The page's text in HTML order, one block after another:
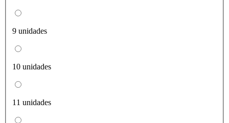
9 unidades
10 unidades
11 unidades